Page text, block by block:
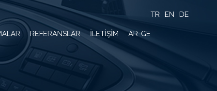
REFERANSLAR İLETİŞİM AR-GE
TR EN DE